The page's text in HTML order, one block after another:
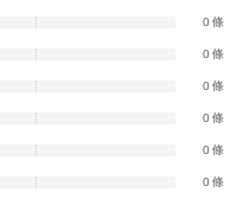
0
0
0
0
0
0